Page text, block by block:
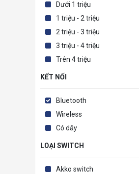
Dưới 1 triệu
1 triệu - 2 triệu
2 triệu - 3 triệu
3 triệu - 4 triệu
Trên 4 triệu
KẾT NỐI
Bluetooth
Wireless
Có dây
LOẠI SWITCH
Akko switch